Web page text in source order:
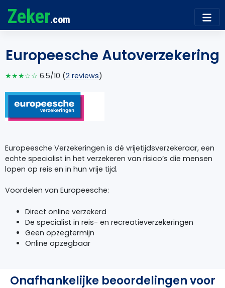
Zeker.com
Europeesche Autoverzekering
★★★☆☆ 6.5/10 (2 reviews)
Europeesche Verzekeringen is dé vrijetijdsverzekeraar, een
echte specialist in het verzekeren van risico’s die mensen
lopen op reis en in hun vrije tijd.
Voordelen van Europeesche:
Direct online verzekerd
De specialist in reis- en recreatieverzekeringen
Geen opzegtermijn
Online opzegbaar
Onafhankelijke beoordelingen voor